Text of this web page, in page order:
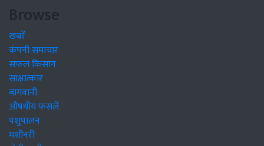
Browse
खबरें
कंपनी समाचार
सफल किसान
साक्षात्कार
बागवानी
औषधीय फसलें
पशुपालन
मशीनरी